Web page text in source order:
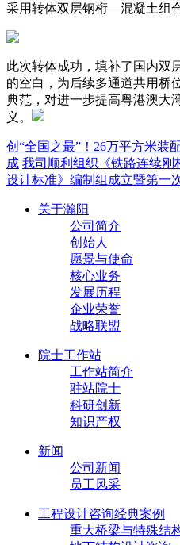
采用转体双层钢桁—混凝土组
此次转体成功，填补了国内双
的空白，为后续多通道共用桥
典范，对进一步提高粤港澳大
义。
创“全国之最”！26万平方米装
成 我司顺利组织《铁路连续刚
设计标准》编制组成立暨第一
关于瀚阳
公司简介
创始人
愿景与使命
核心业务
发展历程
企业荣誉
战略联盟
院士工作站
工作站简介
驻站院士
科研创新
知识产权
新闻
公司新闻
员工风采
工程设计咨询经典案例
重大桥梁与特殊结